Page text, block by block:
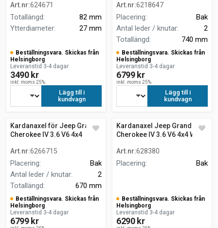
Art.nr:624671
Totallängd:
82 mm
Ytterdiameter: 27 mm
Beställningsvara. Skickas från
Helsingborg
Leveranstid 3-4 dagar
3490 kr
inkl. moms 25%
Lägg till i
kundvagn
Art.nr:6218647
Placering:
Bak
Antal leder / knutar:
2
Totallängd: 740 mm
Beställningsvara. Skickas från
Helsingborg
Leveranstid 3-4 dagar
6799 kr
inkl. moms 25%
Lägg till i
kundvagn
Kardanaxel för Jeep Grand
Cherokee IV 3.6 V6 4x4
Art.nr:6266715
Placering:
Bak
Antal leder / knutar:
2
Totallängd: 670 mm
Beställningsvara. Skickas från
Helsingborg
Leveranstid 3-4 dagar
6799 kr
Kardanaxel Jeep Grand
Cherokee IV 3.6 V6 4x4 WK
Art.nr:628380
Placering: Bak
Beställningsvara. Skickas från
Helsingborg
Leveranstid 3-4 dagar
6290 kr